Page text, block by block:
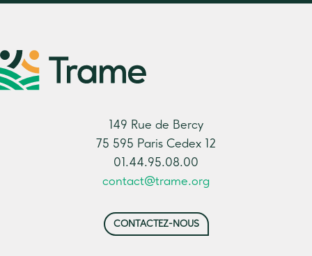
149 Rue de Bercy
75 595 Paris Cedex 12
01.44.95.08.00
contact@trame.org
CONTACTEZ-NOUS